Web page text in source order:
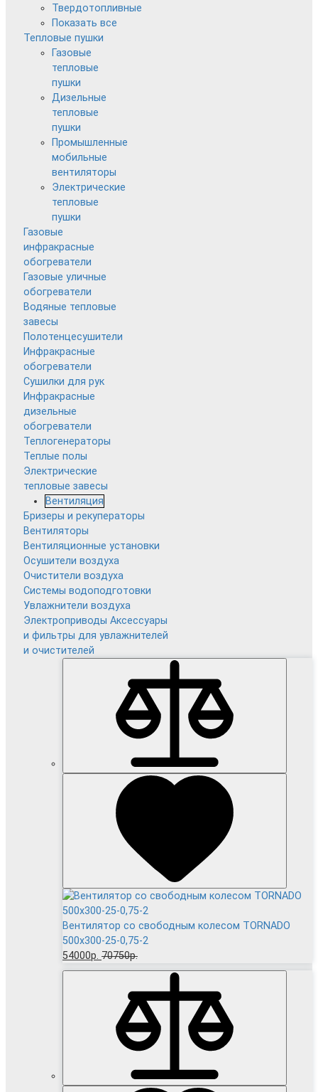
Твердотопливные
Показать все
Тепловые пушки
Газовые
тепловые
пушки
Дизельные
тепловые
пушки
Промышленные
мобильные
вентиляторы
Электрические
тепловые
пушки
Газовые
инфракрасные
обогреватели
Газовые уличные
обогреватели
Водяные тепловые
завесы
Полотенцесушители
Инфракрасные
обогреватели
Сушилки для рук
Инфракрасные
дизельные
обогреватели
Теплогенераторы
Теплые полы
Электрические
тепловые завесы
Вентиляция
Бризеры и рекуператоры
Вентиляторы
Вентиляционные установки
Осушители воздуха
Очистители воздуха
Системы водоподготовки
Увлажнители воздуха
Электроприводы Аксессуары
и фильтры для увлажнителей
и очистителей
Вентилятор cо свободным колесом TORNADO
500x300-25-0,75-2
54000р. 70750р.